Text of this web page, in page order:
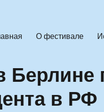
О фестивале
Берлине
в РФ